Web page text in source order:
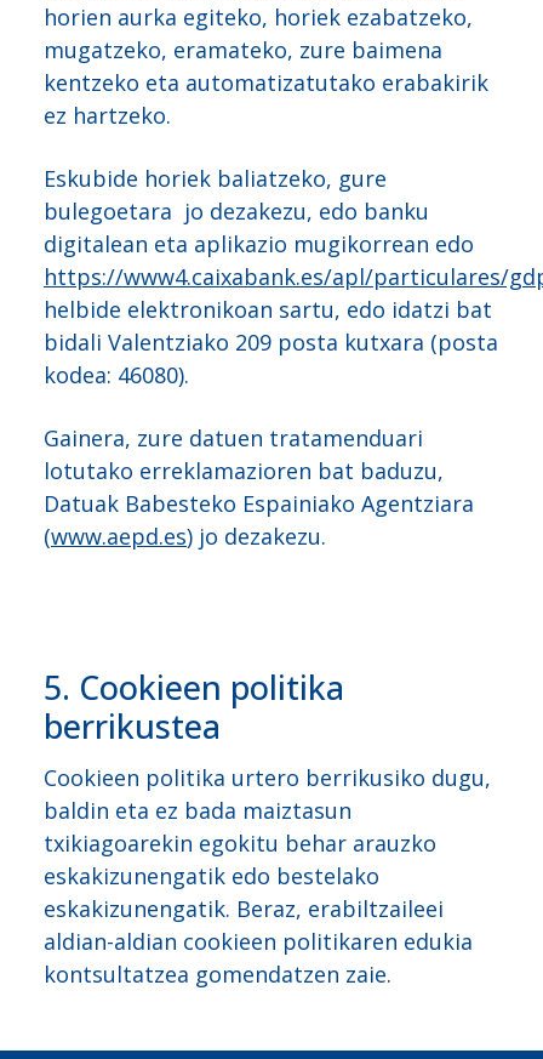
horien aurka egiteko, horiek ezabatzeko,
mugatzeko, eramateko, zure baimena
kentzeko eta automatizatutako erabakirik
ez hartzeko.
Eskubide horiek baliatzeko, gure
bulegoetara jo dezakezu, edo banku
digitalean eta aplikazio mugikorrean edo
https://www4.caixabank.es/apl/particulares/
helbide elektronikoan sartu, edo idatzi bat
bidali Valentziako 209 posta kutxara (posta
kodea: 46080).
Gainera, zure datuen tratamenduari
lotutako erreklamazioren bat baduzu,
Datuak Babesteko Espainiako Agentziara
(www.aepd.es) jo dezakezu.
5. Cookieen politika
berrikustea
Cookieen politika urtero berrikusiko dugu,
baldin eta ez bada maiztasun
txikiagoarekin egokitu behar arauzko
eskakizunengatik edo bestelako
eskakizunengatik. Beraz, erabiltzaileei
aldian-aldian cookieen politikaren edukia
kontsultatzea gomendatzen zaie.